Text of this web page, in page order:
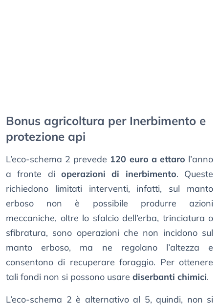
Bonus agricoltura per Inerbimento e
protezione api
L’eco-schema 2 prevede 120 euro a ettaro l’anno
a fronte di operazioni di inerbimento. Queste
richiedono limitati interventi, infatti, sul manto
erboso non è possibile produrre azioni
meccaniche, oltre lo sfalcio dell’erba, trinciatura o
sfibratura, sono operazioni che non incidono sul
manto erboso, ma ne regolano l’altezza e
consentono di recuperare foraggio. Per ottenere
tali fondi non si possono usare diserbanti chimici.
L’eco-schema 2 è alternativo al 5, quindi, non si